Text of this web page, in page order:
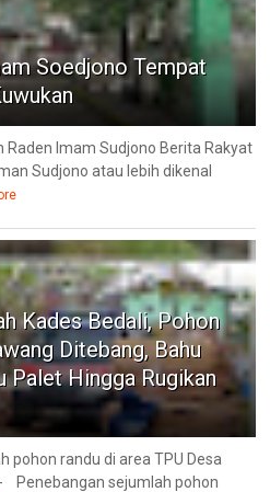
Soedjono Tempat
Imam Sudjono Berita Rakyat
Sudjono atau lebih dikenal
Kades Bedali, Pohon
Ditebang, Bahu
Palet Hingga Rugikan
pohon randu di area TPU Desa
Penebangan sejumlah pohon